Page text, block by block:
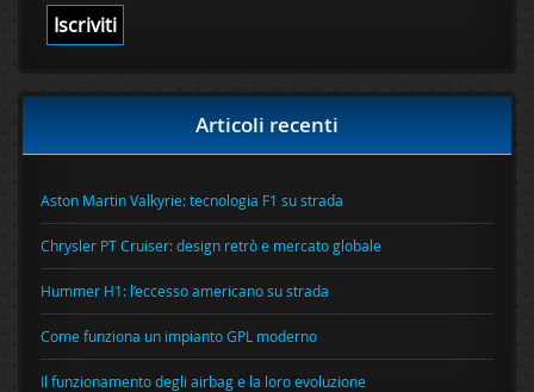
Articoli recenti
Aston Martin Valkyrie: tecnologia F1 su strada
Chrysler PT Cruiser: design retrò e mercato globale
Hummer H1: l’eccesso americano su strada
Come funziona un impianto GPL moderno
Il funzionamento degli airbag e la loro evoluzione